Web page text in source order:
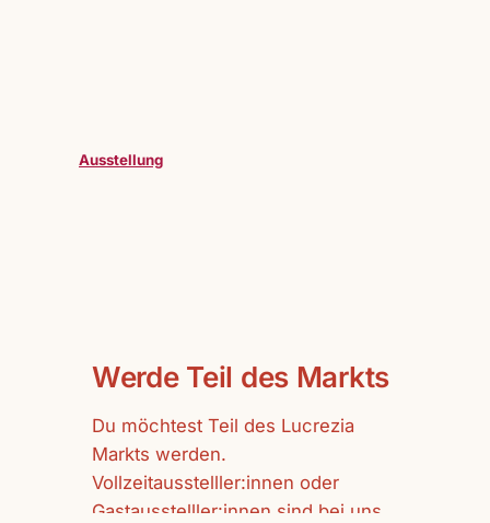
Ausstellung
Werde Teil des Markts
Du möchtest Teil des Lucrezia
Markts werden.
Vollzeitausstelller:innen oder
Gastausstelller:innen sind bei uns